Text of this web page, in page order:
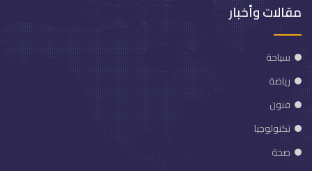
مقالات وأخبار
سياحة
رياضة
فنون
تكنولوجيا
صحة